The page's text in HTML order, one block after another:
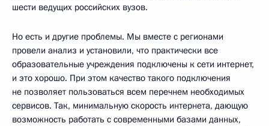
шести ведущих российских вузов.
Но есть и другие проблемы. Мы вместе с регионами
провели анализ и установили, что практически все
образовательные учреждения подключены к сети интернет,
и это хорошо. При этом качество такого подключения
не позволяет пользоваться всем перечнем необходимых
сервисов. Так, минимальную скорость интернета, дающую
возможность работать с современными базами данных,